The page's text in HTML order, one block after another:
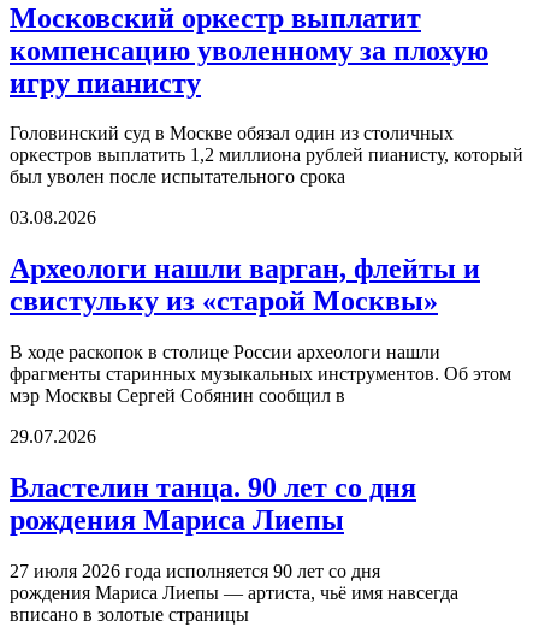
Московский оркестр выплатит
компенсацию уволенному за плохую
игру пианисту
Головинский суд в Москве обязал один из столичных
оркестров выплатить 1,2 миллиона рублей пианисту, который
был уволен после испытательного срока
03.08.2026
Археологи нашли варган, флейты и
свистульку из «старой Москвы»
В ходе раскопок в столице России археологи нашли
фрагменты старинных музыкальных инструментов. Об этом
мэр Москвы Сергей Собянин сообщил в
29.07.2026
Властелин танца. 90 лет со дня
рождения Мариса Лиепы
27 июля 2026 года исполняется 90 лет со дня
рождения Мариса Лиепы — артиста, чьё имя навсегда
вписано в золотые страницы